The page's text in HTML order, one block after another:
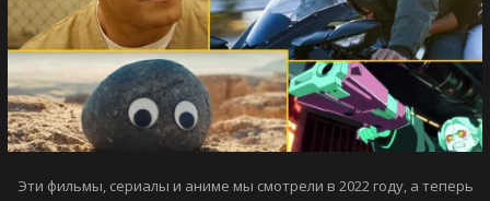
Эти фильмы, сериалы и аниме мы смотрели в 2022 году, а теперь